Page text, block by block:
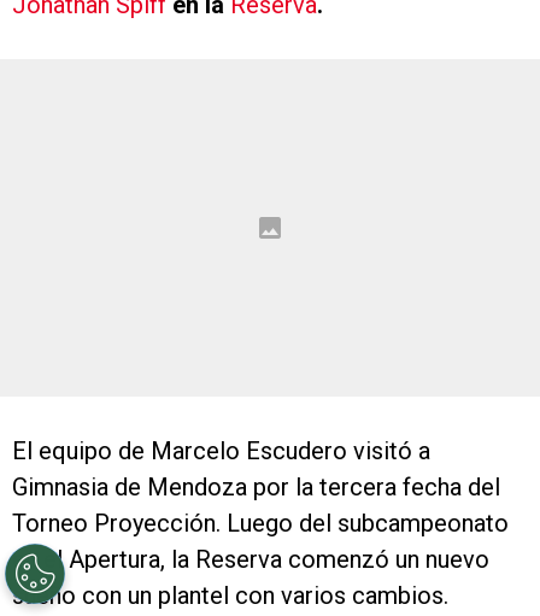
El equipo de Marcelo Escudero visitó a
Gimnasia de Mendoza por la tercera fecha del
Torneo Proyección. Luego del subcampeonato
en el Apertura, la Reserva comenzó un nuevo
sueño con un plantel con varios cambios.